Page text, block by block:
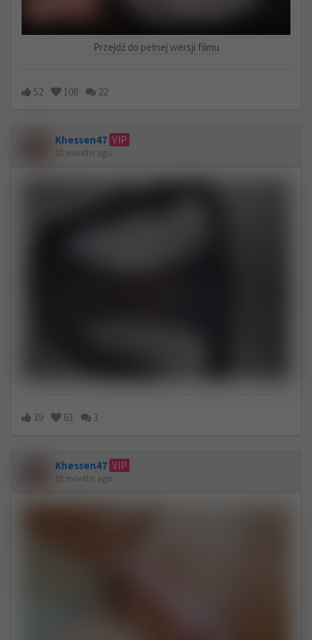
Przejdź do pełnej wersji filmu
52 108 22
Khessen47 VIP
10 months ago
39 63 3
Khessen47 VIP
10 months ago